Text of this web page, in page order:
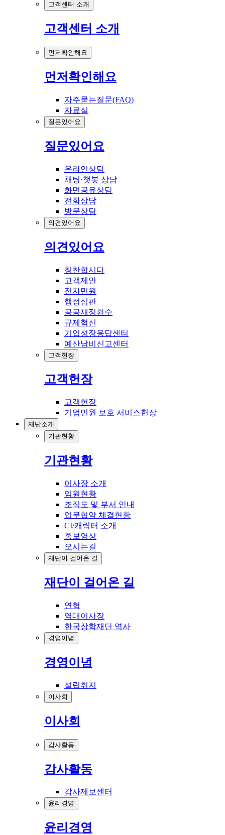
고객센터 소개
고객센터 소개
먼저확인해요
먼저확인해요
자주묻는질문(FAQ)
자료실
질문있어요
질문있어요
온라인상담
채팅·챗봇 상담
화면공유상담
전화상담
방문상담
의견있어요
의견있어요
칭찬합시다
고객제안
전자민원
행정심판
공공재정환수
규제혁신
기업성장응답센터
예산낭비신고센터
고객헌장
고객헌장
고객헌장
기업민원 보호 서비스헌장
재단소개
기관현황
기관현황
이사장 소개
임원현황
조직도 및 부서 안내
업무협약 체결현황
CI/캐릭터 소개
홍보영상
오시는길
재단이 걸어온 길
재단이 걸어온 길
연혁
역대이사장
한국장학재단 역사
경영이념
경영이념
설립취지
이사회
이사회
감사활동
감사활동
감사제보센터
윤리경영
윤리경영